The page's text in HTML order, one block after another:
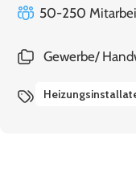
50-250
Gewerbe/